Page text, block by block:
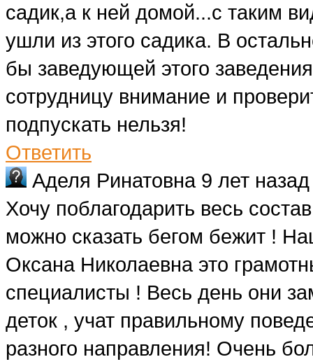
садик,а к ней домой...с таким
ушли из этого садика. В
бы заведующей этого
сотрудницу внимание и
подпускать нельзя!
Ответить
Аделя Ринатовна 9 лет назад
Хочу поблагодарить весь
можно сказать бегом бежит !
Оксана Николаевна это
специалисты ! Весь день они
деток , учат правильному
разного направления! Очень